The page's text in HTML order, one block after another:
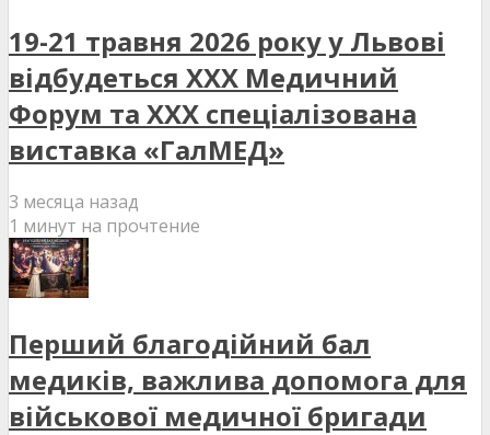
19-21 травня 2026 року у Львові
відбудеться XXX Медичний
Форум та XXX спеціалізована
виставка «ГалМЕД»
3 месяца назад
1 минут на прочтение
Перший благодійний бал
медиків, важлива допомога для
військової медичної бригади